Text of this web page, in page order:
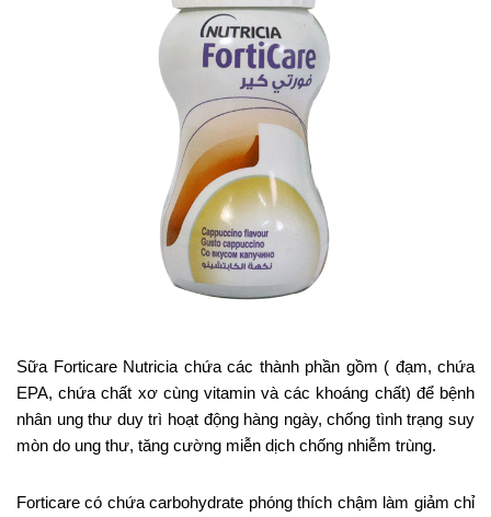
Sữa Forticare Nutricia chứa các thành phần gồm ( đạm, chứa
EPA, chứa chất xơ cùng vitamin và các khoáng chất) để bệnh
nhân ung thư duy trì hoạt động hàng ngày, chống tình trạng suy
mòn do ung thư, tăng cường miễn dịch chống nhiễm trùng.
Forticare có chứa carbohydrate phóng thích chậm làm giảm chỉ